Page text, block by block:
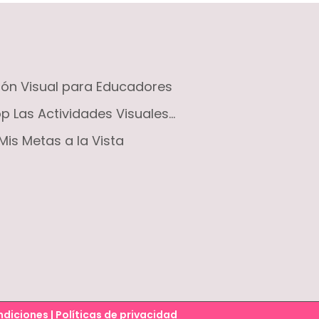
Visual para Educadores
Las Actividades Visuales...
Metas a la Vista
| Políticas de privacidad